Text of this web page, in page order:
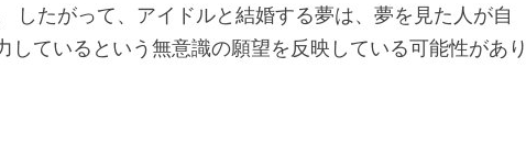
したがって、アイドルと結婚する夢は、夢を見た人が自
しているという無意識の願望を反映している可能性があ